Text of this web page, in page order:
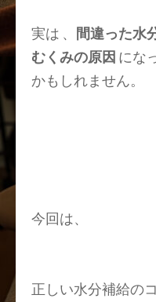
実は 、 間違った水
むくみの原因 にな
かもしれません。
今回は、
正しい水分補給の